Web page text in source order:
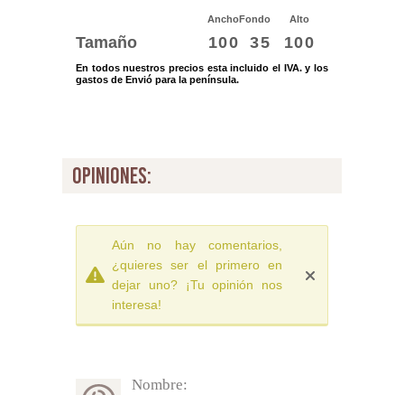
AnchoFondo Alto
Tamaño 100 35 100
En todos nuestros precios esta incluido el IVA. y los
gastos de Envió para la península.
opiniones:
Aún no hay comentarios,
¿quieres ser el primero en
dejar uno? ¡Tu opinión nos
interesa!
Nombre: